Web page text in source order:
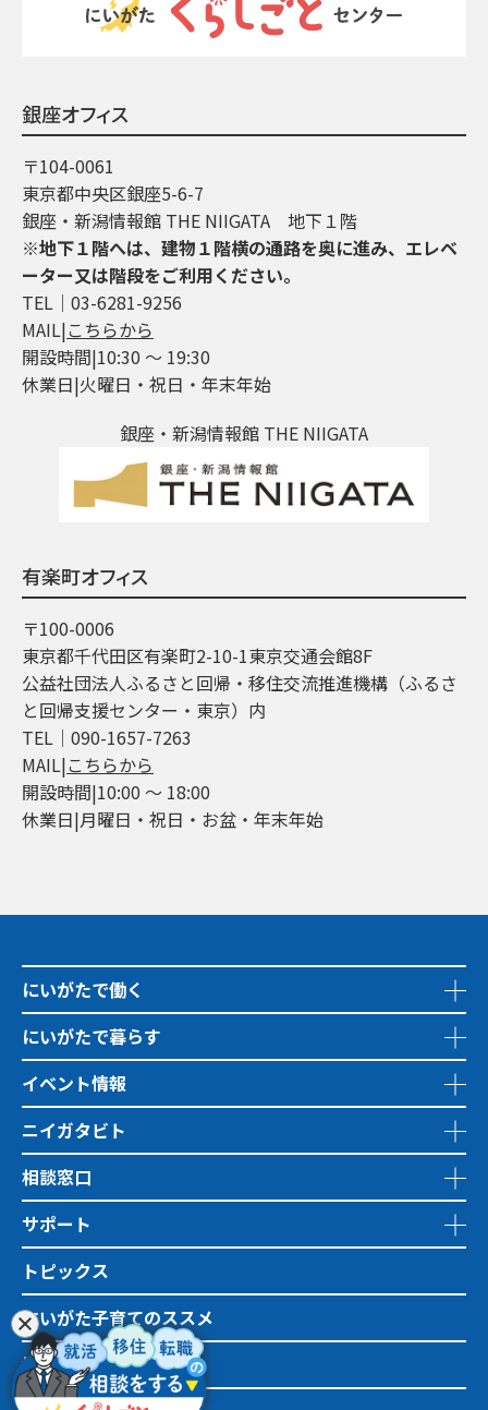
銀座オフィス
〒104-0061
東京都中央区銀座5-6-7
銀座・新潟情報館 THE NIIGATA 地下１階
※地下１階へは、建物１階横の通路を奥に進み、エレベ
ーター又は階段をご利用ください。
TEL│03-6281-9256
MAIL|こちらから
開設時間|10:30 ～ 19:30
休業日|火曜日・祝日・年末年始
銀座・新潟情報館 THE NIIGATA
有楽町オフィス
〒100-0006
東京都千代田区有楽町2-10-1東京交通会館8F
公益社団法人ふるさと回帰・移住交流推進機構（ふるさ
と回帰支援センター・東京）内
TEL│090-1657-7263
MAIL|こちらから
開設時間|10:00 ～ 18:00
休業日|月曜日・祝日・お盆・年末年始
にいがたで働く
にいがたで暮らす
イベント情報
ニイガタビト
相談窓口
サポート
トピックス
にいがた子育てのススメ
地域おこし協力隊